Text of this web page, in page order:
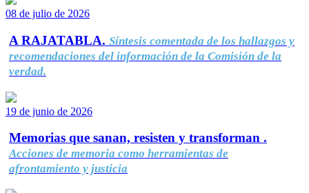
08 de julio de 2026
A RAJATABLA. Síntesis comentada de los hallazgos y
recomendaciones del información de la Comisión de la
verdad.
19 de junio de 2026
Memorias que sanan, resisten y transforman .
Acciones de memoria como herramientas de
afrontamiento y justicia